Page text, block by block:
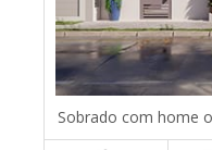
Sobrado com home